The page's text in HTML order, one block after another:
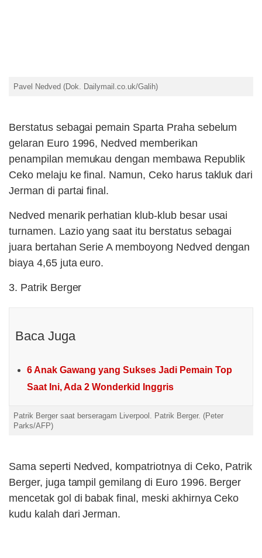
Pavel Nedved (Dok. Dailymail.co.uk/Galih)
Berstatus sebagai pemain Sparta Praha sebelum
gelaran Euro 1996, Nedved memberikan
penampilan memukau dengan membawa Republik
Ceko melaju ke final. Namun, Ceko harus takluk dari
Jerman di partai final.
Nedved menarik perhatian klub-klub besar usai
turnamen. Lazio yang saat itu berstatus sebagai
juara bertahan Serie A memboyong Nedved dengan
biaya 4,65 juta euro.
3. Patrik Berger
Baca Juga
6 Anak Gawang yang Sukses Jadi Pemain Top
Saat Ini, Ada 2 Wonderkid Inggris
Patrik Berger saat berseragam Liverpool. Patrik Berger. (Peter
Parks/AFP)
Sama seperti Nedved, kompatriotnya di Ceko, Patrik
Berger, juga tampil gemilang di Euro 1996. Berger
mencetak gol di babak final, meski akhirnya Ceko
kudu kalah dari Jerman.